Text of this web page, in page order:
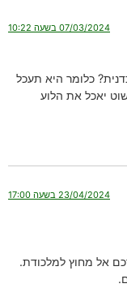
07/03/2024 בשעה 10:22
כלומר היא תעכל
יאכל את הלוע
23/04/2024 בשעה 17:00
אל מחוץ למלכודת.